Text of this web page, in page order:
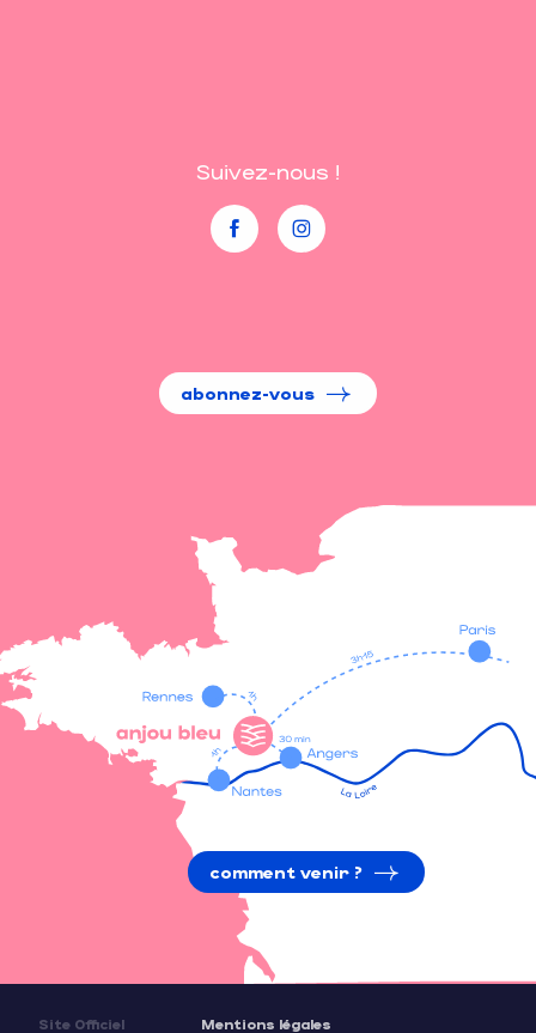
Suivez-nous !
abonnez-vous
comment venir ?
Site Officiel Mentions légales